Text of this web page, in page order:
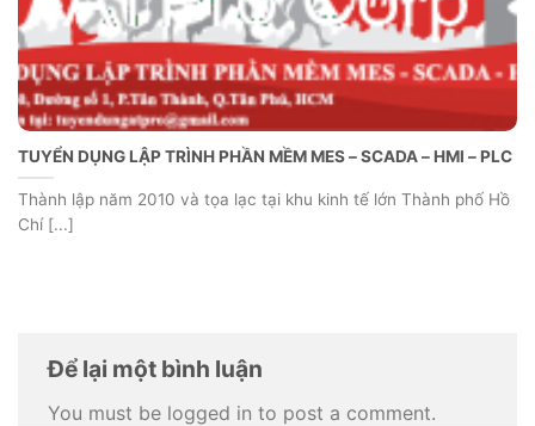
TUYỂN DỤNG LẬP TRÌNH PHẦN MỀM MES – SCADA – HMI – PLC
Thành lập năm 2010 và tọa lạc tại khu kinh tế lớn Thành phố Hồ
Chí [...]
Để lại một bình luận
You must be logged in to post a comment.